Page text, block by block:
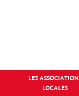
LES
LOCALES